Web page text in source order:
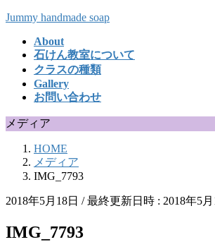
コ
キ
ナ
に
Jummy handmade soap
About
石けん教室について
クラスの種類
Gallery
お問い合わせ
メディア
HOME
メディア
IMG_7793
2018年5月18日 / 最終更新日時 : 2018年5月
IMG_7793